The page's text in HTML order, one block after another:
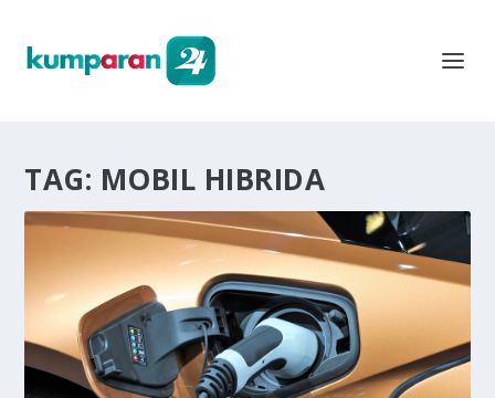
TAG: MOBIL HIBRIDA